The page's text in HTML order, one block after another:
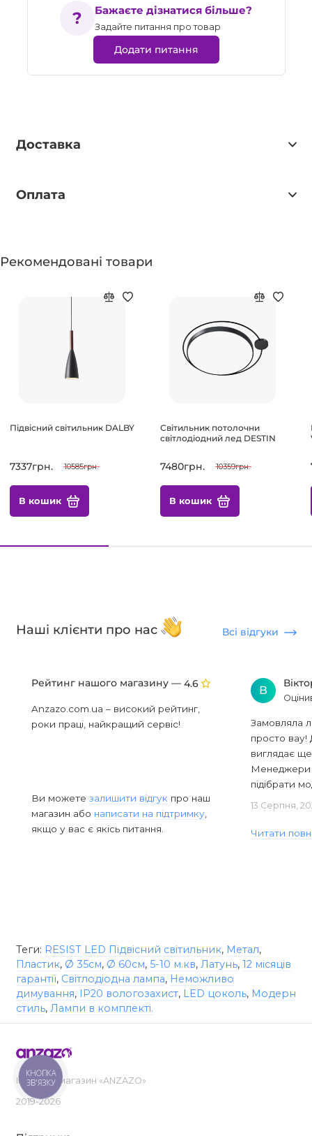
Бажаєте дізнатися більше?
Задайте питання про товар
Додати питання
Доставка
Оплата
Рекомендовані товари
Підвісний світильник DALBY
7337грн. 10585грн.
В кошик
Світильник потолочни
світлодіодний лед DESTIN
7480грн. 10359грн.
В кошик
Наші клієнти про нас Всі відгуки
Рейтинг нашого магазину — 4.6
Anzazo.com.ua – високий рейтинг,
роки праці, найкращий сервіс!
Ви можете залишити відгук про наш
магазин або написати на підтримку
якщо у вас є якісь питання.
В
Замовляла
просто вау!
виглядає
Менеджери
підібрати
13 Серпня,
Читати
Теги: RESIST LED Підвісний світильник, Метал,
Пластик, Ø 35см, Ø 60см, 5-10 м.кв, Латунь, 12 місяців
гарантії, Світлодіодна лампа, Неможливо
димування, IP20 вологозахист, LED цоколь, Модерн
стиль, Лампи в комплекті.
Інтернет-магазин «ANZAZO»
2019-2026
КНОПКА
ЗВ'ЯЗКУ